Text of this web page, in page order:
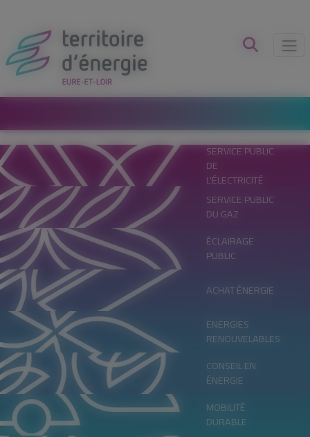
SERVICE PUBLIC
DE
L'ÉLECTRICITÉ
SERVICE PUBLIC
DU GAZ
ÉCLAIRAGE
PUBLIC
ACHAT ÉNERGIE
ENERGIES
RENOUVELABLES
CONSEIL EN
ÉNERGIE
MOBILITÉ
DURABLE